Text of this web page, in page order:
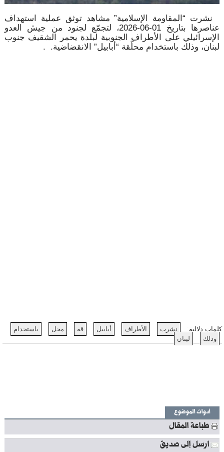
نشرت “المقاومة الإسلامية” مشاهد توثق عملية استهداف
عناصرها بتاريخ 01-06-2026، لتجمّع لجنود من جيش العدو
الإسرائيلي على الأطراف الجنوبية لبلدة يحمر الشقيف جنوب
لبنان، وذلك باستخدام محلّقة “أبابيل” الانقضاضية. .
كلمات دلالية: نشرت الأطراف أبابيل قة محل
باستخدام
وذلك
لبنان
أدوات الموضوع
طباعة المقال
ارسل إلى صديق